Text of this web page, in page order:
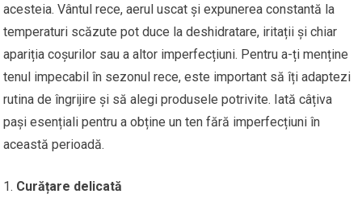
acesteia. Vântul rece, aerul uscat și expunerea constantă la
temperaturi scăzute pot duce la deshidratare, iritații și chiar
apariția coșurilor sau a altor imperfecțiuni. Pentru a-ți menține
tenul impecabil în sezonul rece, este important să îți adaptezi
rutina de îngrijire și să alegi produsele potrivite. Iată câțiva
pași esențiali pentru a obține un ten fără imperfecțiuni în
această perioadă.
Curățare delicată